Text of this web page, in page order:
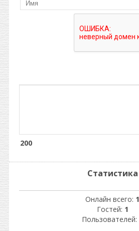
200
Статистика
Онлайн всего: 1
Гостей: 1
Пользователей: